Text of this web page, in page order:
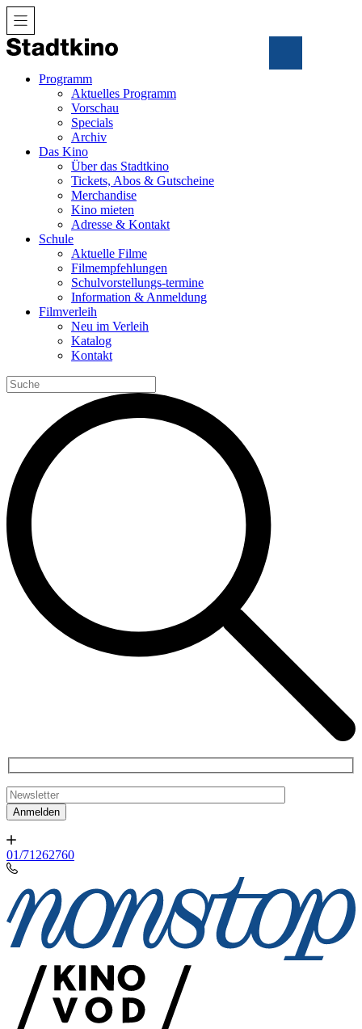
Zum
Inhalt
Programm
Aktuelles Programm
Vorschau
Specials
Archiv
Das Kino
Über das Stadtkino
Tickets, Abos & Gutscheine
Merchandise
Kino mieten
Adresse & Kontakt
Schule
Aktuelle Filme
Filmempfehlungen
Schulvorstellungs-termine
Information & Anmeldung
Filmverleih
Neu im Verleih
Katalog
Kontakt
Search
for:
01/71262760